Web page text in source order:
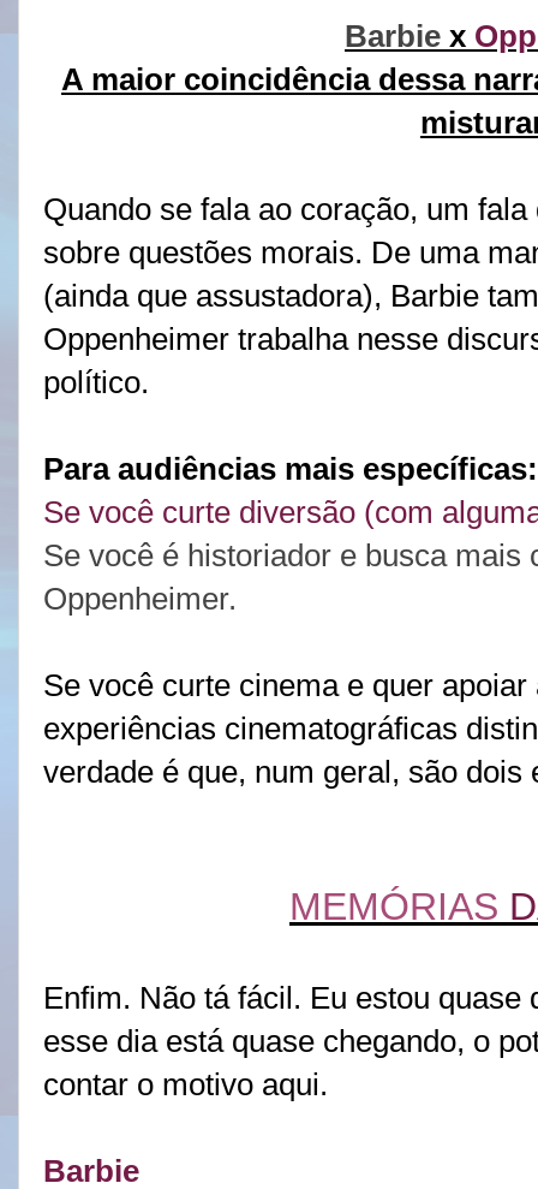
Barbie x
A maior coincidência dessa
Quando se fala ao coração, um
sobre questões morais. De uma
(ainda que assustadora), Barbie
Oppenheimer trabalha nesse
político.
Para audiências mais
Se você curte diversão (com
Se você é historiador e busca mais
Oppenheimer.
Se você curte cinema e quer
experiências cinematográficas
verdade é que, num geral, são
MEMÓRIAS
Enfim. Não tá fácil. Eu estou
esse dia está quase chegando, o
contar o motivo aqui.
Barbie